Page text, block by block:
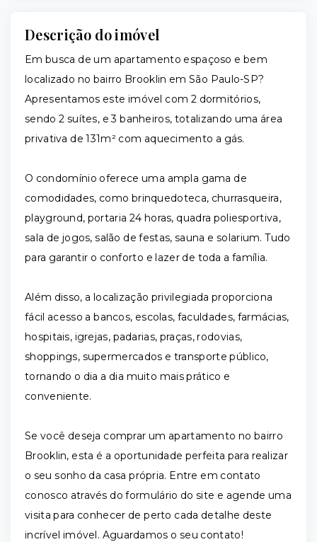
Descrição do imóvel
Em busca de um apartamento espaçoso e bem
localizado no bairro Brooklin em São Paulo-SP?
Apresentamos este imóvel com 2 dormitórios,
sendo 2 suítes, e 3 banheiros, totalizando uma área
privativa de 131m² com aquecimento a gás.
O condomínio oferece uma ampla gama de
comodidades, como brinquedoteca, churrasqueira,
playground, portaria 24 horas, quadra poliesportiva,
sala de jogos, salão de festas, sauna e solarium. Tudo
para garantir o conforto e lazer de toda a família.
Além disso, a localização privilegiada proporciona
fácil acesso a bancos, escolas, faculdades, farmácias,
hospitais, igrejas, padarias, praças, rodovias,
shoppings, supermercados e transporte público,
tornando o dia a dia muito mais prático e
conveniente.
Se você deseja comprar um apartamento no bairro
Brooklin, esta é a oportunidade perfeita para realizar
o seu sonho da casa própria. Entre em contato
conosco através do formulário do site e agende uma
visita para conhecer de perto cada detalhe deste
incrível imóvel. Aguardamos o seu contato!